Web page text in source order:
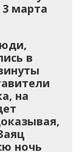
марта
в
на
ночь